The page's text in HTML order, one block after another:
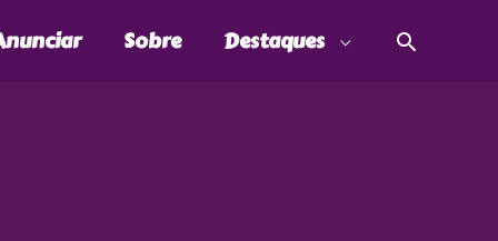
Sobre Destaques